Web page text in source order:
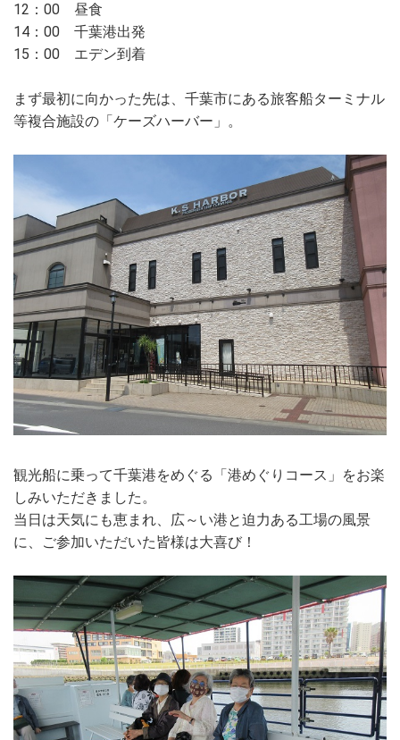
12：00 昼食
14：00 千葉港出発
15：00 エデン到着
まず最初に向かった先は、千葉市にある旅客船ターミナル
等複合施設の「ケーズハーバー」。
観光船に乗って千葉港をめぐる「港めぐりコース」をお楽
しみいただきました。
当日は天気にも恵まれ、広～い港と迫力ある工場の風景
に、ご参加いただいた皆様は大喜び！